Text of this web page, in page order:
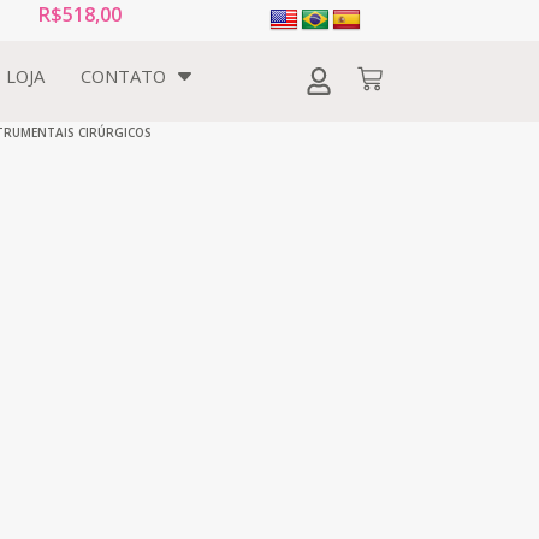
LOJA CONTATO
R$518,00
CIRÚRGICOS